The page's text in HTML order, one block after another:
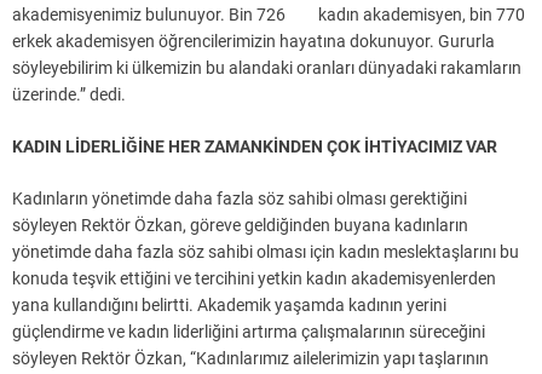
akademisyenimiz bulunuyor. Bin 726 kadın akademisyen, bin 770
erkek akademisyen öğrencilerimizin hayatına dokunuyor. Gururla
söyleyebilirim ki ülkemizin bu alandaki oranları dünyadaki rakamların
üzerinde.” dedi.
KADIN LİDERLİĞİNE HER ZAMANKİNDEN ÇOK İHTİYACIMIZ VAR
Kadınların yönetimde daha fazla söz sahibi olması gerektiğini
söyleyen Rektör Özkan, göreve geldiğinden buyana kadınların
yönetimde daha fazla söz sahibi olması için kadın meslektaşlarını bu
konuda teşvik ettiğini ve tercihini yetkin kadın akademisyenlerden
yana kullandığını belirtti. Akademik yaşamda kadının yerini
güçlendirme ve kadın liderliğini artırma çalışmalarının süreceğini
söyleyen Rektör Özkan, “Kadınlarımız ailelerimizin yapı taşlarının